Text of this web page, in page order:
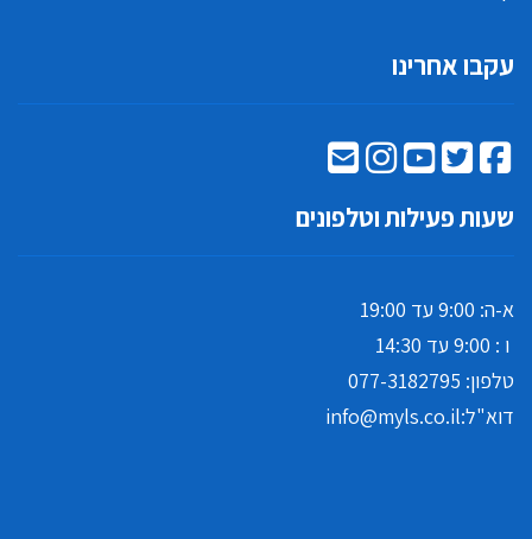
עקבו אחרינו
שעות פעילות וטלפונים
א-ה: 9:00 עד 19:00
ו : 9:00 עד 14:30
טלפון: 077-3182795
דוא"ל:info@myls.co.il